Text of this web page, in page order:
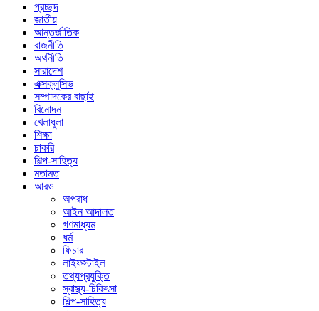
প্রচ্ছদ
জাতীয়
আন্তর্জাতিক
রাজনীতি
অর্থনীতি
সারাদেশ
এক্সক্লুসিভ
সম্পাদকের বাছাই
বিনোদন
খেলাধুলা
শিক্ষা
চাকরি
শিল্প-সাহিত্য
মতামত
আরও
অপরাধ
আইন আদালত
গণমাধ্যম
ধর্ম
ফিচার
লাইফস্টাইল
তথ্যপ্রযুক্তি
স্বাস্থ্য-চিকিৎসা
শিল্প-সাহিত্য